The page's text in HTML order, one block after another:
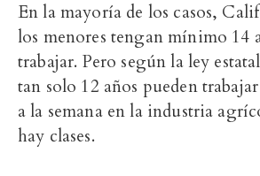
En la mayoría de los casos,
los menores tengan mínimo 14
trabajar. Pero según la ley
tan solo 12 años pueden
a la semana en la industria
hay clases.